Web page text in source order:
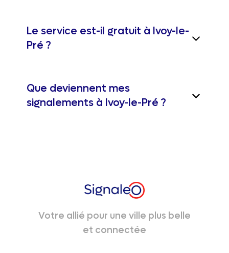
Le service est-il gratuit à Ivoy-le-
Pré ?
Que deviennent mes
signalements à Ivoy-le-Pré ?
Votre allié pour une ville plus belle
et connectée